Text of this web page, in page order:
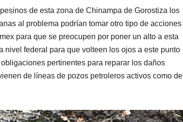
de esta zona de Chinampa de Gorostiza los
al problema podrían tomar otro tipo de acciones
para que se preocupen por poner un alto a esta
federal para que volteen los ojos a este punto
pertinentes para reparar los daños
de líneas de pozos petroleros activos como de